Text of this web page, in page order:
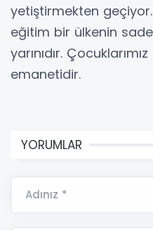
yetiştirmekten geçiyor.
eğitim bir ülkenin
yarınıdır.
emanetidir.
YORUMLAR
Adınız *